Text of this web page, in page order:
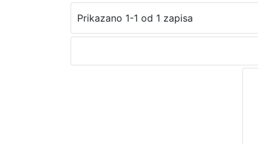
Prikazano 1-1 od 1 zapisa